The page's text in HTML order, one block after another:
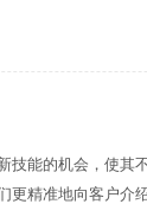
技能的机会，使其
精准地向客户介